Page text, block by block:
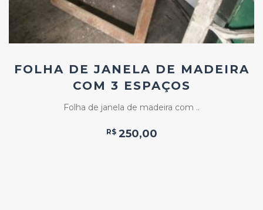
FOLHA DE JANELA DE MADEIRA
COM 3 ESPAÇOS
Folha de janela de madeira com ..
R$ 250,00